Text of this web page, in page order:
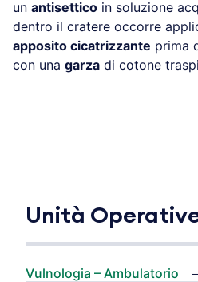
un antisettico in soluzione
dentro il cratere occorre
apposito cicatrizzante prima
con una garza di cotone
Unità
Vulnologia – Ambulatorio